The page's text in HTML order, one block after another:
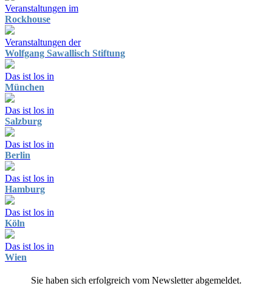
Veranstaltungen im
Rockhouse
Veranstaltungen der
Wolfgang Sawallisch Stiftung
Das ist los in
München
Das ist los in
Salzburg
Das ist los in
Berlin
Das ist los in
Hamburg
Das ist los in
Köln
Das ist los in
Wien
Sie haben sich erfolgreich vom Newsletter abgemeldet.